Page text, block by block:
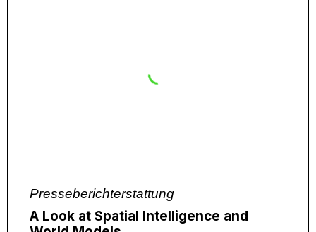
Presseberichterstattung
A Look at Spatial Intelligence and